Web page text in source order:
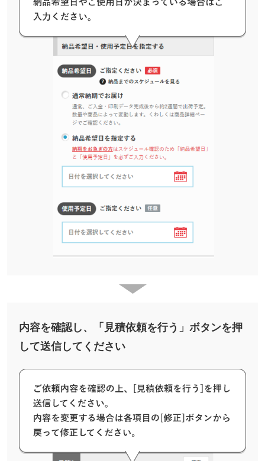
内容を確認し、「見積依頼を行う」ボタンを押
して送信してください